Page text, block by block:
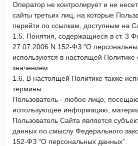
Оператор не контролирует и не несет
сайты третьих лиц, на которые
перейти по ссылкам, доступным на
1.5. Понятия, содержащиеся в ст. 3
27.07.2006 N 152-ФЗ "О
используются в настоящей Политике
значением.
1.6. В настоящей Политике также
термины:
Пользователь - любое лицо,
использующее информацию,
Пользователь Сайта является
данных по смыслу Федерального
152-ФЗ "О персональных данных".